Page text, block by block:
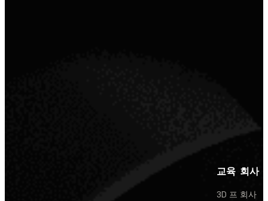
교육
3D 프
회사
회사